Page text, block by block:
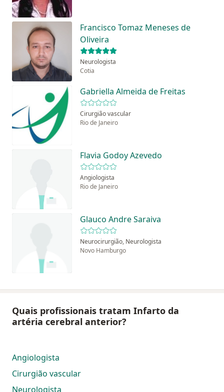
Francisco Tomaz Meneses de
Oliveira
Neurologista
Cotia
Gabriella Almeida de Freitas
Cirurgião vascular
Rio de Janeiro
Flavia Godoy Azevedo
Angiologista
Rio de Janeiro
Glauco Andre Saraiva
Neurocirurgião, Neurologista
Novo Hamburgo
Quais profissionais tratam Infarto da
artéria cerebral anterior?
Angiologista
Cirurgião vascular
Neurologista